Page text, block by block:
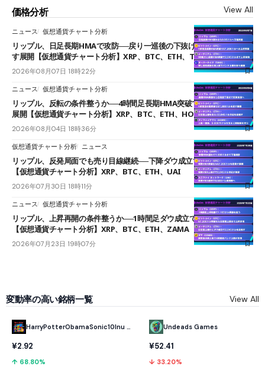
価格分析 View All
ニュース 仮想通貨チャート分析
リップル、日足長期HMAで攻防──戻り一巡後の下抜けで0.95ドルを試
す展開【仮想通貨チャート分析】XRP、BTC、ETH、TAKE
2026年08月07日 18時22分
ニュース 仮想通貨チャート分析
リップル、反転の条件整うか──4時間足長期HMA突破で雲下端を目指す
展開【仮想通貨チャート分析】XRP、BTC、ETH、HOME
2026年08月04日 18時36分
仮想通貨チャート分析 ニュース
リップル、反発局面でも売り目線継続──下降ダウ成立で下値追う展開
【仮想通貨チャート分析】XRP、BTC、ETH、UAI
2026年07月30日 18時11分
ニュース 仮想通貨チャート分析
リップル、上昇再開の条件整うか──1時間足ダウ成立で1.185ドルを狙う
【仮想通貨チャート分析】XRP、BTC、ETH、ZAMA
2026年07月23日 19時07分
変動率の高い銘柄一覧 View All
HarryPotterObamaSonic10Inu (ETH)
¥2.92
↑ 68.80%
Undeads Games
¥52.41
↓ 33.20%